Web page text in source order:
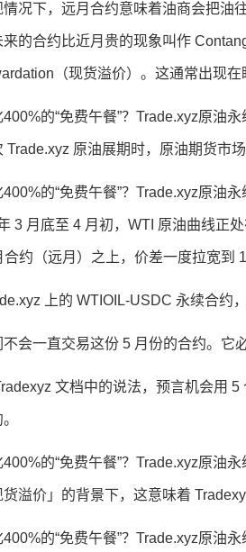
情况下，远月合约意味着油商会把油
来的合约比近月贵的现象叫作
（现货溢价）。这通常出现
Trade.xyz 原油展期时，原油期货市
3 月底至 4 月初，WTI 原油曲线正
合约（远月）之上，价差一度拉宽到
上的 WTIOIL-USDC 永续合约
会一直交易这份 5 月份的合约。它
文档中的说法，预言机会用
溢价」的背景下，这意味着